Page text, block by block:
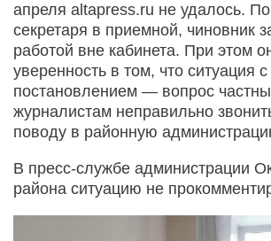
апреля altapress.ru не удалось.
секретаря в приемной, чиновник
работой вне кабинета. При этом
уверенность в том, что ситуация
постановлением — вопрос
журналистам неправильно
поводу в районную
В пресс-службе администрации
района ситуацию не